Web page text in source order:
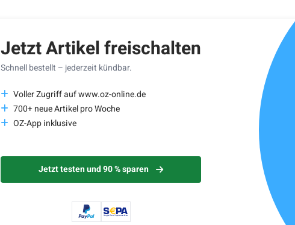
Jetzt Artikel freischalten
Schnell bestellt – jederzeit kündbar.
Voller Zugriff auf www.oz-online.de
700+ neue Artikel pro Woche
OZ-App inklusive
Jetzt testen und 90 % sparen